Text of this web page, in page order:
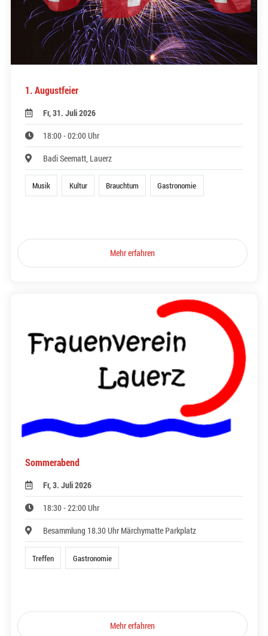
1. Augustfeier
Fr, 31. Juli 2026
18:00 - 02:00 Uhr
Badi Seematt, Lauerz
Musik Kultur Brauchtum Gastronomie
Mehr erfahren
Sommerabend
Fr, 3. Juli 2026
18:30 - 22:00 Uhr
Besammlung 18.30 Uhr Märchymatte Parkplatz
Treffen Gastronomie
Mehr erfahren